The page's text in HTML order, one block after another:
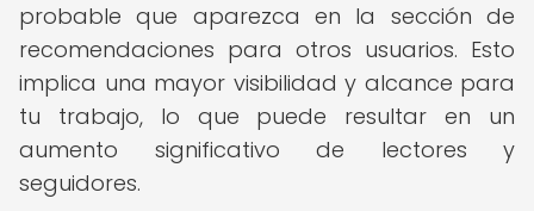
probable que aparezca en la sección de
recomendaciones para otros usuarios. Esto
implica una mayor visibilidad y alcance para
tu trabajo, lo que puede resultar en un
aumento significativo de lectores y
seguidores.